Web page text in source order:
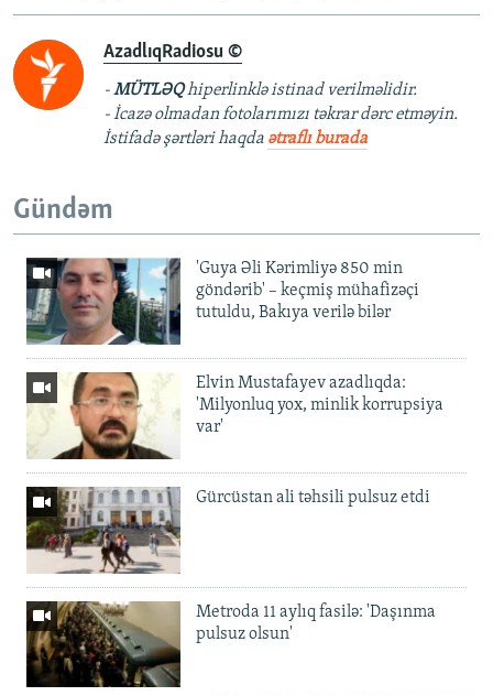
AzadlıqRadiosu ©
-MÜTLƏQhiperlinklə istinad verilməlidir.
- İcazə olmadan fotolarımızı təkrar dərc etməyin.
İstifadə şərtləri haqda ətraflı burada
Gündəm
'Guya Əli Kərimliyə 850 min
göndərib' – keçmiş mühafizəçi
tutuldu, Bakıya verilə bilər
Elvin Mustafayev azadlıqda:
'Milyonluq yox, minlik korrupsiya
var'
Gürcüstan ali təhsili pulsuz etdi
Metroda 11 aylıq fasilə: 'Daşınma
pulsuz olsun'